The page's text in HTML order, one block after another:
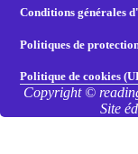
Conditions générales
Politiques de
Politique de cookies
Copyright ©
Site